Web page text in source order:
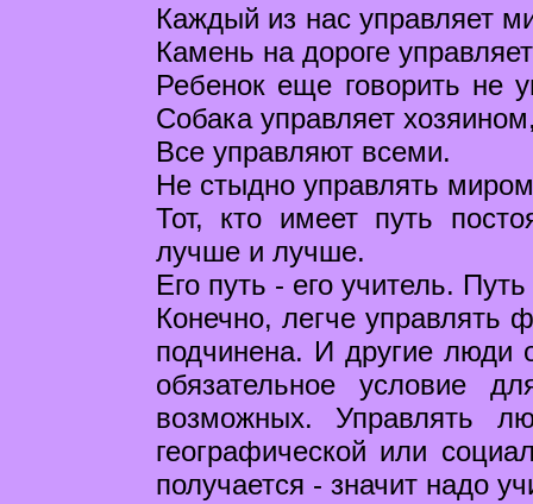
Каждый из нас управляет
Камень на дороге
Ребенок еще говорить не
Собака управляет
Все управляют всеми.
Не стыдно управлять
Тот, кто имеет путь
лучше и лучше.
Его путь - его учитель.
Конечно, легче управлять
подчинена. И другие люди
обязательное условие
возможных. Управлять
географической или
получается - значит надо